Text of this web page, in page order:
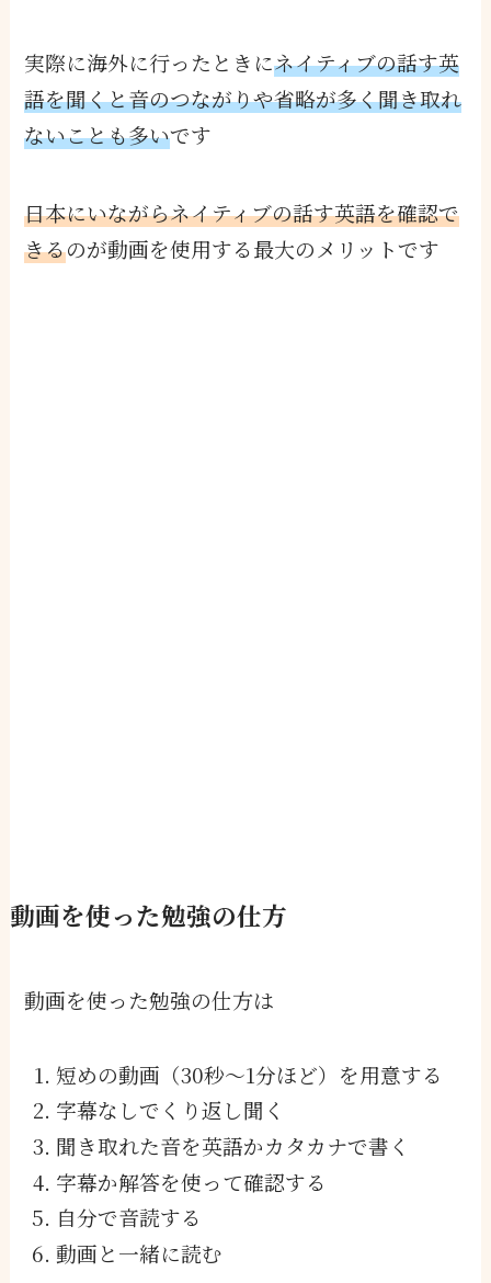
実際に海外に行ったときにネイティブの話す英
語を聞くと音のつながりや省略が多く聞き取れ
ないことも多いです
日本にいながらネイティブの話す英語を確認で
きるのが動画を使用する最大のメリットです
動画を使った勉強の仕方
動画を使った勉強の仕方は
短めの動画（30秒〜1分ほど）を用意する
字幕なしでくり返し聞く
聞き取れた音を英語かカタカナで書く
字幕か解答を使って確認する
自分で音読する
動画と一緒に読む